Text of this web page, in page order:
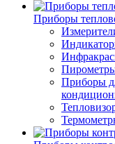
Приборы
Приборы